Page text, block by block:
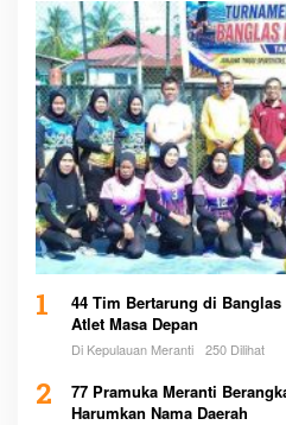
1
44 Tim Bertarung di
Atlet Masa Depan
Di Kepulauan Meranti 250 Dilihat
2
77 Pramuka Meranti
Harumkan Nama Daerah